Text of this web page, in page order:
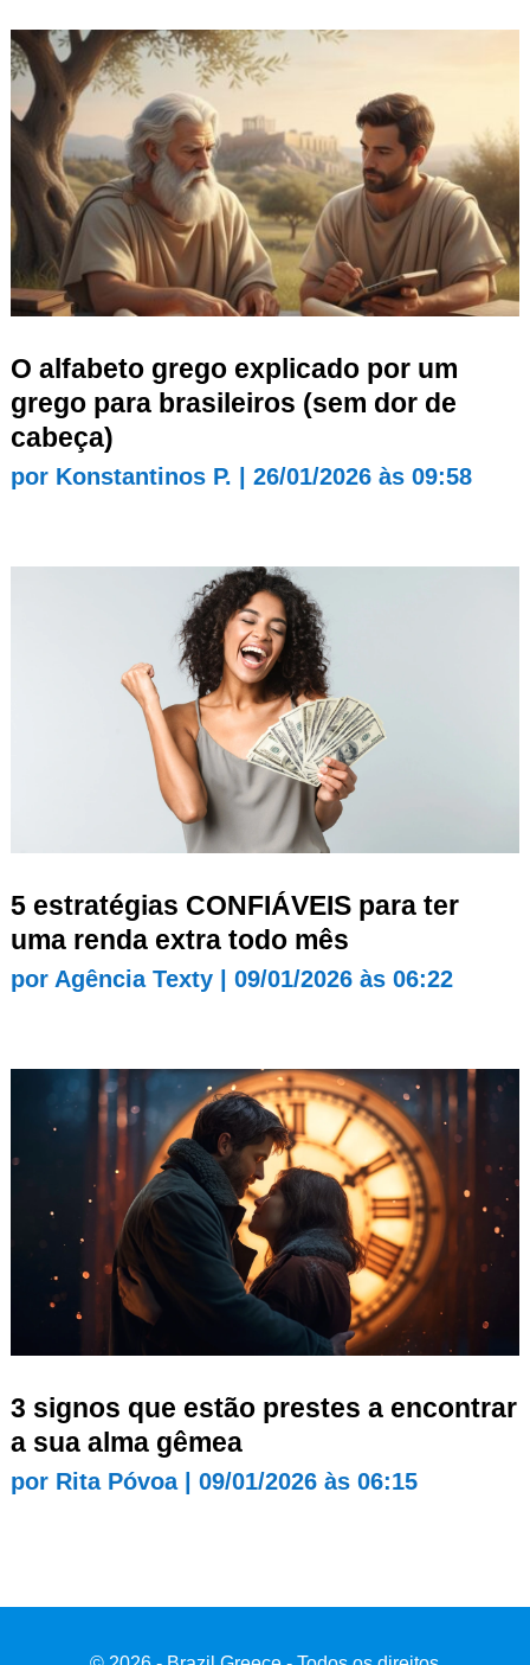
O alfabeto grego explicado por um
grego para brasileiros (sem dor de
cabeça)
por Konstantinos P. 26/01/2026 às 09:58
5 estratégias CONFIÁVEIS para ter
uma renda extra todo mês
por Agência Texty| 09/01/2026 às 06:22
3 signos que estão prestes a encontrar
a sua alma gêmea
por Rita Póvoa| 09/01/2026 às 06:15